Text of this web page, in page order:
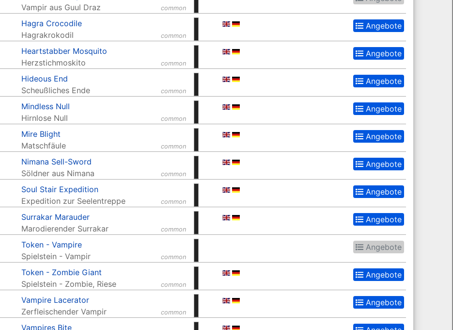
common
Vampir aus Guul Draz
common
Hagra Crocodile
Hagrakrokodil
Angebote
common
Heartstabber Mosquito
Herzstichmoskito
Angebote
common
Hideous End
Scheußliches Ende
Angebote
common
Mindless Null
Hirnlose Null
Angebote
common
Mire Blight
Matschfäule
Angebote
common
Nimana Sell-Sword
Söldner aus Nimana
Angebote
common
Soul Stair Expedition
Expedition zur Seelentreppe
Angebote
common
Surrakar Marauder
Marodierender Surrakar
Angebote
common
Token - Vampire
Spielstein - Vampir
Angebote
common
Token - Zombie Giant
Spielstein - Zombie, Riese
Angebote
common
Vampire Lacerator
Zerfleischender Vampir
Angebote
Vampires Bite